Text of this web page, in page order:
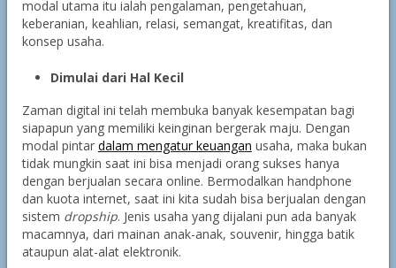
modal utama itu ialah pengalaman, pengetahuan,
keberanian, keahlian, relasi, semangat, kreatifitas, dan
konsep usaha.
Dimulai dari Hal Kecil
Zaman digital ini telah membuka banyak kesempatan bagi
siapapun yang memiliki keinginan bergerak maju. Dengan
modal pintar dalam mengatur keuangan usaha, maka bukan
tidak mungkin saat ini bisa menjadi orang sukses hanya
dengan berjualan secara online. Bermodalkan handphone
dan kuota internet, saat ini kita sudah bisa berjualan dengan
sistem dropship. Jenis usaha yang dijalani pun ada banyak
macamnya, dari mainan anak-anak, souvenir, hingga batik
ataupun alat-alat elektronik.